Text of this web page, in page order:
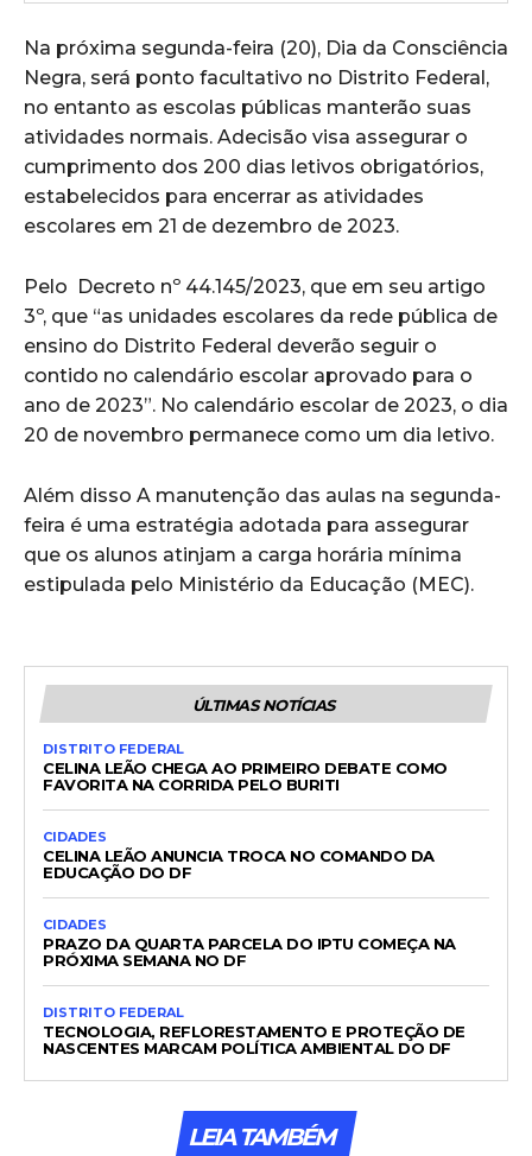
Na próxima segunda-feira (20), Dia da Consciência
Negra, será ponto facultativo no Distrito Federal,
no entanto as escolas públicas manterão suas
atividades normais. Adecisão visa assegurar o
cumprimento dos 200 dias letivos obrigatórios,
estabelecidos para encerrar as atividades
escolares em 21 de dezembro de 2023.
Pelo Decreto nº 44.145/2023, que em seu artigo
3º, que “as unidades escolares da rede pública de
ensino do Distrito Federal deverão seguir o
contido no calendário escolar aprovado para o
ano de 2023”. No calendário escolar de 2023, o dia
20 de novembro permanece como um dia letivo.
Além disso A manutenção das aulas na segunda-
feira é uma estratégia adotada para assegurar
que os alunos atinjam a carga horária mínima
estipulada pelo Ministério da Educação (MEC).
ÚLTIMAS NOTÍCIAS
DISTRITO FEDERAL
CELINA LEÃO CHEGA AO PRIMEIRO DEBATE COMO
FAVORITA NA CORRIDA PELO BURITI
CIDADES
CELINA LEÃO ANUNCIA TROCA NO COMANDO DA
EDUCAÇÃO DO DF
CIDADES
PRAZO DA QUARTA PARCELA DO IPTU COMEÇA NA
PRÓXIMA SEMANA NO DF
DISTRITO FEDERAL
TECNOLOGIA, REFLORESTAMENTO E PROTEÇÃO DE
NASCENTES MARCAM POLÍTICA AMBIENTAL DO DF
LEIA TAMBÉM